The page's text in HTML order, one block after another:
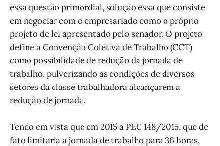
essa questão primordial, solução essa que consiste
em negociar com o empresariado como o próprio
projeto de lei apresentado pelo senador. O projeto
define a Convenção Coletiva de Trabalho (CCT)
como possibilidade de redução da jornada de
trabalho, pulverizando as condições de diversos
setores da classe trabalhadora alcançarem a
redução de jornada.
Tendo em vista que em 2015 a PEC 148/2015, que de
fato limitaria a jornada de trabalho para 36 horas,